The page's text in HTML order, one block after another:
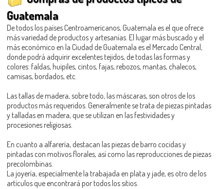
Guatemala
De todos los países Centroamericanos, Guatemala es el que ofrece
más variedad de productos y artesanías. El lugar más buscado y el
más económico en la Ciudad de Guatemala es el Mercado Central,
donde podrá adquirir excelentes tejidos, de todas las formas y
colores: faldas, huipiles, cintos, fajas, rebozos, mantas, chalecos,
camisas, bordados, etc.
Las tallas de madera, sobre todo, las máscaras, son otros de los
productos más requeridos. Generalmente se trata de piezas pintadas
y talladas en madera, que se utilizan en las festividades y
procesiones religiosas.
En cuanto a alfarería, destacan las piezas de barro cocidas y
pintadas con motivos florales, así como las reproducciones de piezas
precolombinas.
La joyería, especialmente la trabajada en plata y jade, es otro de los
artículos que encontrará por todos los sitios.